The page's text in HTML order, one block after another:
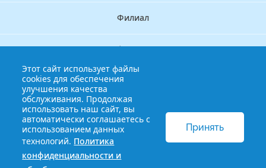
Филиал
Дополнительное профессиональное образование
Аккредитационно — симуляционный центр
Бережливый колледж
© 2013-2021 Краснодарский краевой базовый медицинский
колледж
Политика конфиденциальности и обработки
Этот сайт использует файлы
cookies для обеспечения
улучшения качества
обслуживания. Продолжая
использовать наш сайт, вы
автоматически соглашаетесь с
использованием данных
технологий. Политика
конфиденциальности и
Принять